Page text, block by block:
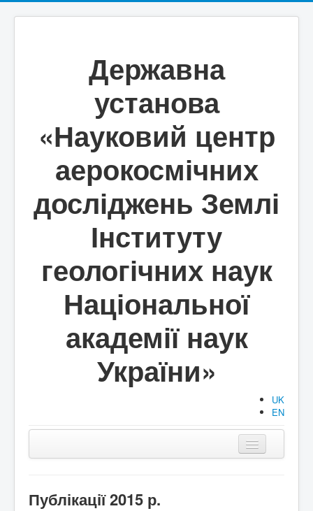
Державна
установа
«Науковий центр
аерокосмічних
досліджень Землі
Інституту
геологічних наук
Національної
академії наук
України»
UK
EN
Структура
Публікації 2015 р.